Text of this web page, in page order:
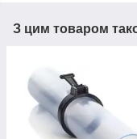
З цим товаром